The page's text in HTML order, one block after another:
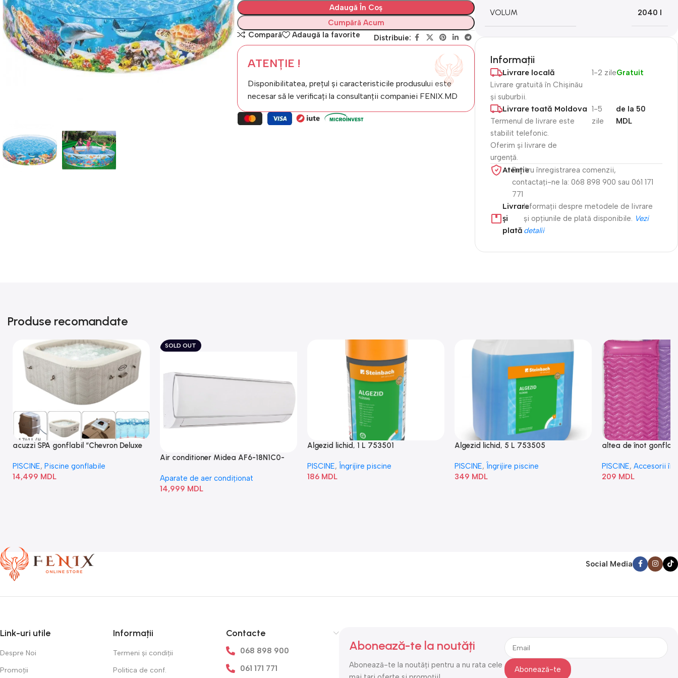
Adaugă În Coș
Cumpără Acum
Compară
Adaugă la favorite Distribuie:
ATENȚIE !
Disponibilitatea, prețul și caracteristicile produsului este
necesar să le verificați la consultanții companiei FENIX.MD
VOLUM 2040 l
Informații
Livrare locală
Livrare gratuită în Chișinău
și suburbii.
1-2 zileGratuit
Livrare toată Moldova
Termenul de livrare este
stabilit telefonic.
Oferim și livrare de
urgență.
1-5
zile
de la 50
MDL
Atenție​
Pentru înregistrarea comenzii,
contactați-ne la: 068 898 900 sau 061 171
771
Livrare
și
plată
Informații despre metodele de livrare
și opțiunile de plată disponibile.
Vezi
detalii
Produse recomandate
acuzzi SPA gonflabil “Chevron Deluxe
PISCINE, Piscine gonflabile
14,499 MDL
SOLD OUT
Air conditioner Midea AF6-18N1C0-
Aparate de aer condiționat
14,999 MDL
Algezid lichid, 1 L 753501
PISCINE, Îngrijire piscine
186 MDL
Algezid lichid, 5 L 753505
PISCINE, Îngrijire piscine
349 MDL
altea de înot
PISCINE, Accesorii
209 MDL
Social Media
Link-uri utile
Despre Noi
Promoții
Informații
Termeni și condiții
Politica de conf.
Contacte
068 898 900
061 171 771
Abonează-te la noutăți
Abonează-te la noutăți pentru a nu rata cele